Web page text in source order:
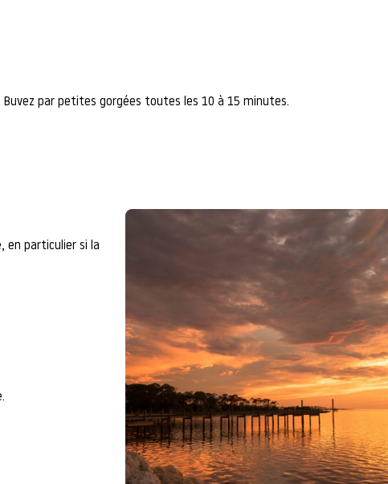
par petites gorgées toutes les 10 à 15 minutes.
en particulier si la